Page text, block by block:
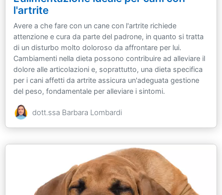
l'artrite
Avere a che fare con un cane con l'artrite richiede
attenzione e cura da parte del padrone, in quanto si tratta
di un disturbo molto doloroso da affrontare per lui.
Cambiamenti nella dieta possono contribuire ad alleviare il
dolore alle articolazioni e, soprattutto, una dieta specifica
per i cani affetti da artrite assicura un'adeguata gestione
del peso, fondamentale per alleviare i sintomi.
dott.ssa Barbara Lombardi